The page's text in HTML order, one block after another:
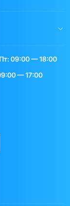
09:00 — 18:00
— 17:00